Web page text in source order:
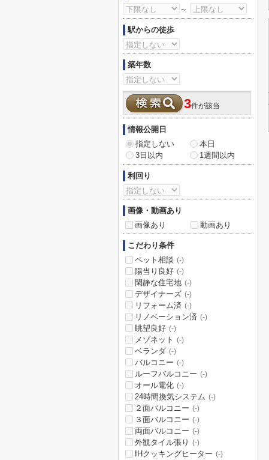
～
駅からの徒歩
築年数
3件が該当
情報公開日
指定しない
本日
3日以内
1週間以内
利回り
画像・動画あり
画像あり
動画あり
こだわり条件
ペット相談 (-)
陽当り良好 (-)
閑静な住宅地 (-)
デザイナーズ (-)
リフォーム済 (-)
リノベーション済 (-)
眺望良好 (-)
メゾネット (-)
ベランダ (-)
バルコニー (-)
ルーフバルコニー (-)
オール電化 (-)
24時間換気システム (-)
２面バルコニー (-)
３面バルコニー (-)
両面バルコニー (-)
外観タイル張り (-)
IHクッキングヒーター (-)